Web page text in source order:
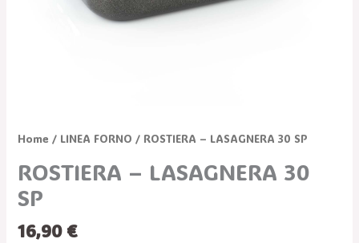
Home / LINEA FORNO / ROSTIERA – LASAGNERA 30 SP
ROSTIERA – LASAGNERA 30
SP
16,90 €